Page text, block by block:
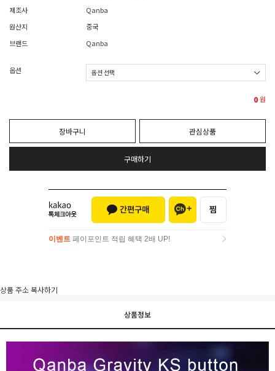
제조사
Qanba
원산지
중국
브랜드
Qanba
옵션
0원
장바구니 관심상품
구매하기
이벤트 페이포인트 적립 혜택 2배 UP!
상품 주소 복사하기
상품정보